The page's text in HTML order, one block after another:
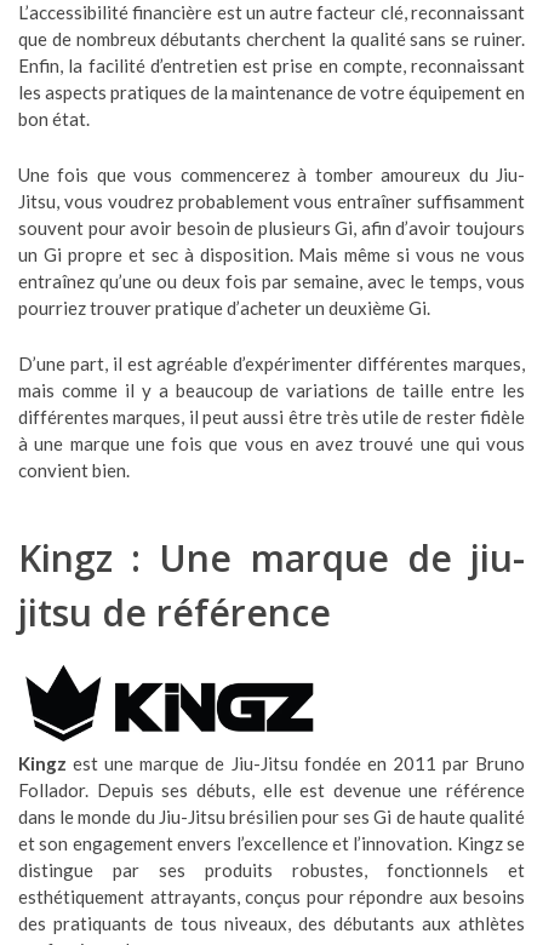
L’accessibilité financière est un autre facteur clé, reconnaissant
que de nombreux débutants cherchent la qualité sans se ruiner.
Enfin, la facilité d’entretien est prise en compte, reconnaissant
les aspects pratiques de la maintenance de votre équipement en
bon état.
Une fois que vous commencerez à tomber amoureux du Jiu-
Jitsu, vous voudrez probablement vous entraîner suffisamment
souvent pour avoir besoin de plusieurs Gi, afin d’avoir toujours
un Gi propre et sec à disposition. Mais même si vous ne vous
entraînez qu’une ou deux fois par semaine, avec le temps, vous
pourriez trouver pratique d’acheter un deuxième Gi.
D’une part, il est agréable d’expérimenter différentes marques,
mais comme il y a beaucoup de variations de taille entre les
différentes marques, il peut aussi être très utile de rester fidèle
à une marque une fois que vous en avez trouvé une qui vous
convient bien.
Kingz : Une marque de jiu-
jitsu de référence
Kingz est une marque de Jiu-Jitsu fondée en 2011 par Bruno
Follador. Depuis ses débuts, elle est devenue une référence
dans le monde du Jiu-Jitsu brésilien pour ses Gi de haute qualité
et son engagement envers l’excellence et l’innovation. Kingz se
distingue par ses produits robustes, fonctionnels et
esthétiquement attrayants, conçus pour répondre aux besoins
des pratiquants de tous niveaux, des débutants aux athlètes